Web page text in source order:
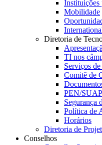
Instituições
Mobilidade
Diretoria de
TI nos
Serviços
Comitê de
PEN/SUAP
Segurança
Política de
Horários
Diretoria de
Conselhos